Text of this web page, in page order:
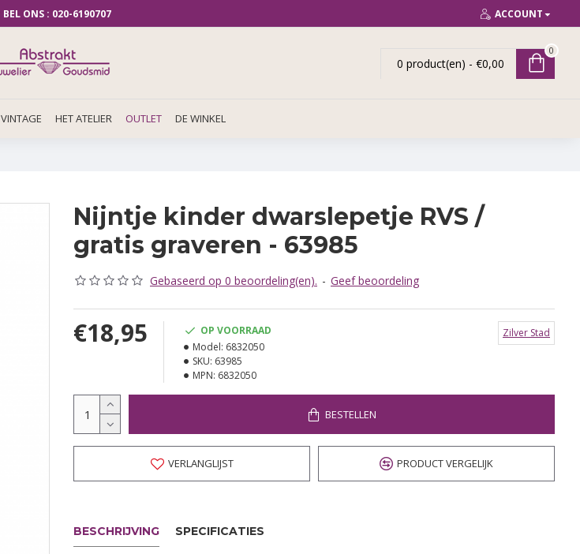
BEL ONS : 020-6190707 ACCOUNT
0 product(en) - €0,00
0
VINTAGE HET ATELIER OUTLET DE WINKEL
Nijntje kinder dwarslepetje RVS /
gratis graveren - 63985
Gebaseerd op 0 beoordeling(en). - Geef beoordeling
€18,95
OP VOORRAAD
Model: 6832050
SKU: 63985
MPN: 6832050
Zilver Stad
BESTELLEN
VERLANGLIJST PRODUCT VERGELIJK
BESCHRIJVING SPECIFICATIES